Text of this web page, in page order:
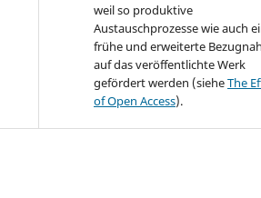
weil so produktive
Austauschprozesse wie auch
frühe und erweiterte
auf das veröffentlichte Werk
gefördert werden (sieheThe
of Open Access).